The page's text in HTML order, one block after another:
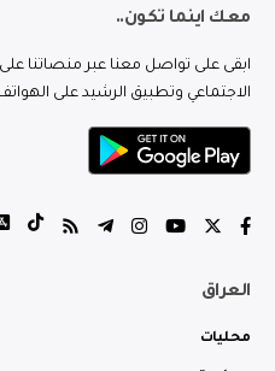
معك اينما تكون..
ابقى على تواصل معنا عبر منصاتنا
الاجتماعي وتطبيق الرشيد على
العراق
محليات